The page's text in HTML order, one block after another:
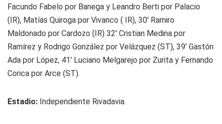
Facundo Fabelo por Banega y Leandro Berti por Palacio
(IR), Matías Quiroga por Vivanco ( IR), 30' Ramiro
Maldonado por Cardozo (IR) 32' Cristian Medina por
Ramírez y Rodrigo González por Velázquez (ST), 39' Gastón
Ada por López, 41' Luciano Melgarejo por Zurita y Fernando
Corica por Arce (ST).
Estadio: Independiente Rivadavia.